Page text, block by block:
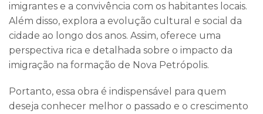
imigrantes e a convivência com os habitantes locais.
Além disso, explora a evolução cultural e social da
cidade ao longo dos anos. Assim, oferece uma
perspectiva rica e detalhada sobre o impacto da
imigração na formação de Nova Petrópolis.
Portanto, essa obra é indispensável para quem
deseja conhecer melhor o passado e o crescimento